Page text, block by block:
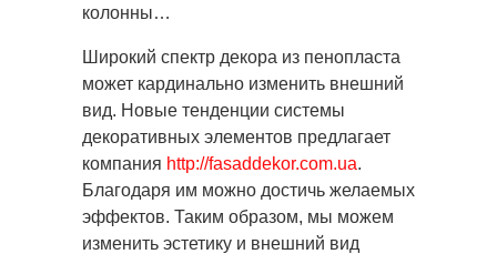
колонны…
Широкий спектр декора из пенопласта
может кардинально изменить внешний
вид. Новые тенденции системы
декоративных элементов предлагает
компания http://fasaddekor.com.ua.
Благодаря им можно достичь желаемых
эффектов. Таким образом, мы можем
изменить эстетику и внешний вид